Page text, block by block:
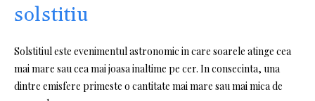
solstitiu
Solstitiul este evenimentul astronomic in care soarele atinge cea
mai mare sau cea mai joasa inaltime pe cer. In consecinta, una
dintre emisfere primeste o cantitate mai mare sau mai mica de